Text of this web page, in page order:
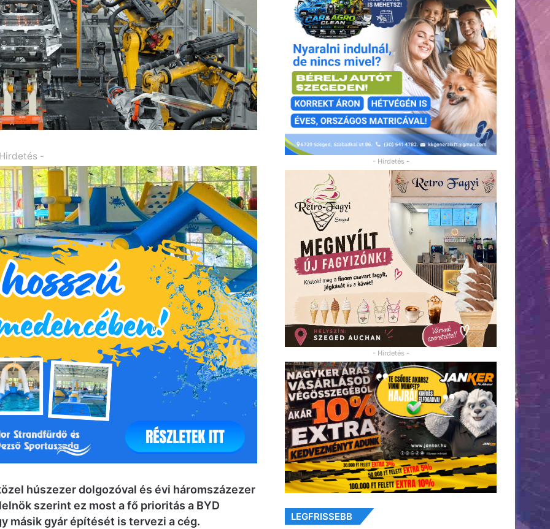
-
húszezer dolgozóval és évi háromszázezer
szerint ez most a fő prioritás a BYD
másik gyár építését is tervezi a cég.
- Hirdetés -
- Hirdetés -
LEGFRISSEBB